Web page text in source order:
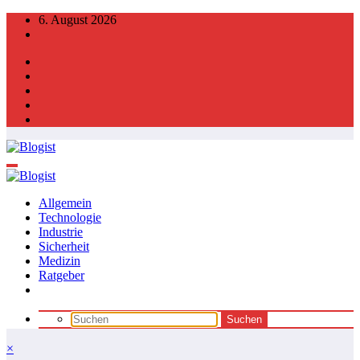
Zum
Inhalt
6. August 2026
Allgemein
Technologie
Industrie
Sicherheit
Medizin
Ratgeber
×